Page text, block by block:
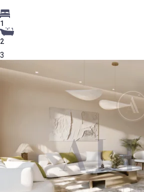
1
2
3